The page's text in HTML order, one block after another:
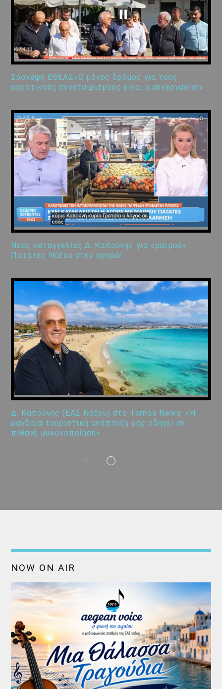
Σύσκεψη ΕΘΕΑΣ«Ο μόνος δρόμος για τους
αγροτικούς συνεταιρισμούς είναι η συνεργασία!»
Νέες καταγγελίες Δ. Καπούνης για «μαϊμού»
Πατάτες Νάξου στην αγορά!
Δ. Καπούνης (ΕΑΣ Νάξου) στο Tornos News: «Η
ραγδαία τουριστική ανάπτυξη μας οδηγεί σε
πιθανή μυκονοποίηση»
NOW ON AIR